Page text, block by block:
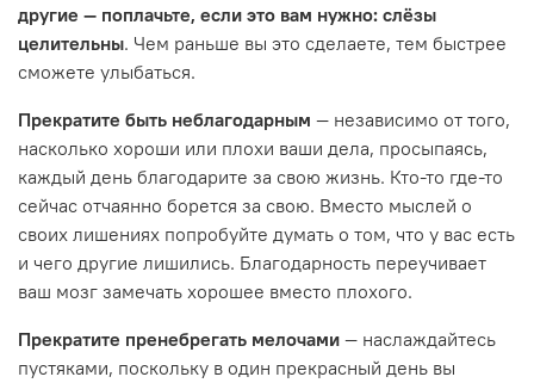
другие — поплачьте, если это вам нужно: слёзы
целительны. Чем раньше вы это сделаете, тем быстрее
сможете улыбаться.
Прекратите быть неблагодарным — независимо от того,
насколько хороши или плохи ваши дела, просыпаясь,
каждый день благодарите за свою жизнь. Кто-то где-то
сейчас отчаянно борется за свою. Вместо мыслей о
своих лишениях попробуйте думать о том, что у вас есть
и чего другие лишились. Благодарность переучивает
ваш мозг замечать хорошее вместо плохого.
Прекратите пренебрегать мелочами — наслаждайтесь
пустяками, поскольку в один прекрасный день вы